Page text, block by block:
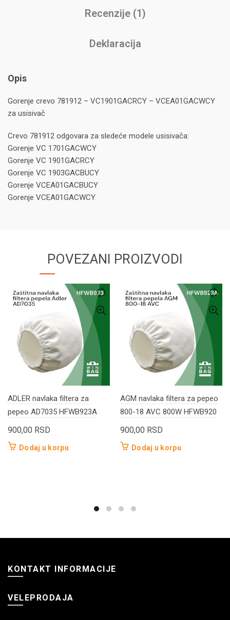
Recenzije (1)
Deklaracija
Opis
Gorenje crevo 781912 – VC1901GACRCY – VCEA01GACWCY
za usisivač
Crevo 781912 odgovara za sledeće modele usisivača:
Gorenje VC 1701GACWCY
Gorenje VC 1901GACRCY
Gorenje VC 1903GACBUCY
Gorenje VCEA01GACBUCY
Gorenje VCEA01GACWCY
POVEZANI PROIZVODI
ADLER navlaka filtera za
pepeo AD7035 HFWB923A
900,00 RSD
Dodaj u korpu
AGM navlaka filtera za pepeo
800-18 AVC 800W HFWB920
900,00 RSD
Dodaj u korpu
KONTAKT INFORMACIJE
VELEPRODAJA